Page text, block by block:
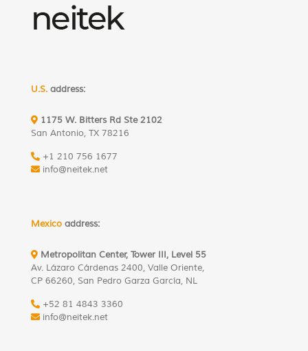
U.S. address:
1175 W. Bitters Rd Ste 2102
San Antonio, TX 78216
+1 210 756 1677
info@neitek.net
Mexico address:
Metropolitan Center, Tower III, Level 55
Av. Lázaro Cárdenas 2400, Valle Oriente,
CP 66260, San Pedro Garza García, NL
+52 81 4843 3360
info@neitek.net